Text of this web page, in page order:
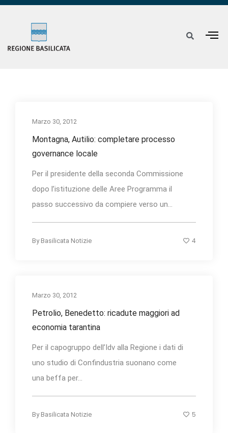
Marzo 30, 2012
Montagna, Autilio: completare processo
governance locale
Per il presidente della seconda Commissione
dopo l’istituzione delle Aree Programma il
passo successivo da compiere verso un...
By Basilicata Notizie 4
Marzo 30, 2012
Petrolio, Benedetto: ricadute maggiori ad
economia tarantina
Per il capogruppo dell’Idv alla Regione i dati di
uno studio di Confindustria suonano come
una beffa per...
By Basilicata Notizie 5